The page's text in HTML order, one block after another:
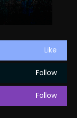
Like
Follow
Follow